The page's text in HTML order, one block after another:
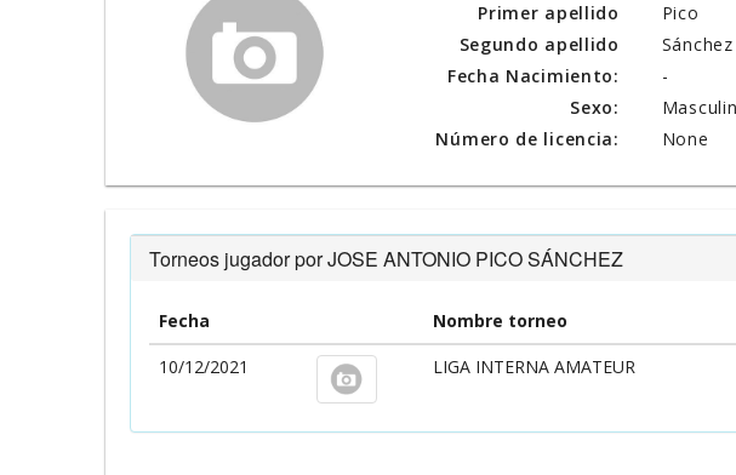
Primer apellido
Segundo apellido
Fecha Nacimiento:
Sexo:
Número de licencia:
Pico
Sánchez
-
None
Torneos jugador por JOSE ANTONIO PICO SÁNCHEZ
Fecha Nombre torneo
10/12/2021
LIGA INTERNA AMATEUR